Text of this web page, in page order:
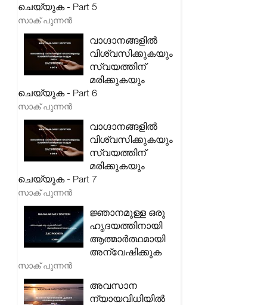
ചെയ്യുക - Part 5
സാക് പുന്നൻ
വാഗ്ദാനങ്ങളിൽ
വിശ്വസിക്കുകയും
സ്വയത്തിന്
മരിക്കുകയും
ചെയ്യുക - Part 6
സാക് പുന്നൻ
വാഗ്ദാനങ്ങളിൽ
വിശ്വസിക്കുകയും
സ്വയത്തിന്
മരിക്കുകയും
ചെയ്യുക - Part 7
സാക് പുന്നൻ
ജ്ഞാനമുള്ള ഒരു
ഹൃദയത്തിനായി
ആത്മാർത്ഥമായി
അന്വേഷിക്കുക
സാക് പുന്നൻ
അവസാന
ന്യായവിധിയിൽ